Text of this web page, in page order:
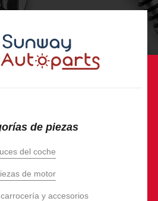
de piezas
del coche
de motor
y accesorios